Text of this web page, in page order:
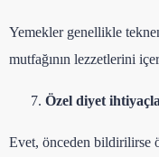
Yemekler genellikle
mutfağının lezzetlerini
Özel diyet
Evet, önceden bildirilirse